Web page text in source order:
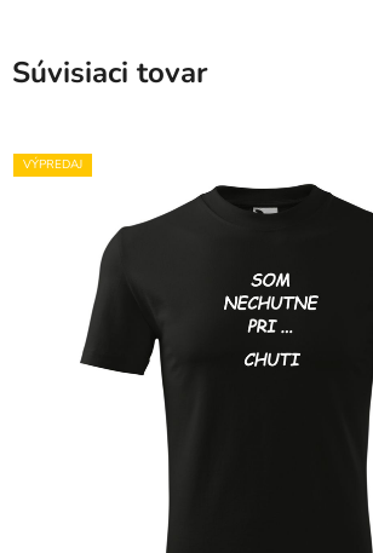
Súvisiaci tovar
VÝPREDAJ